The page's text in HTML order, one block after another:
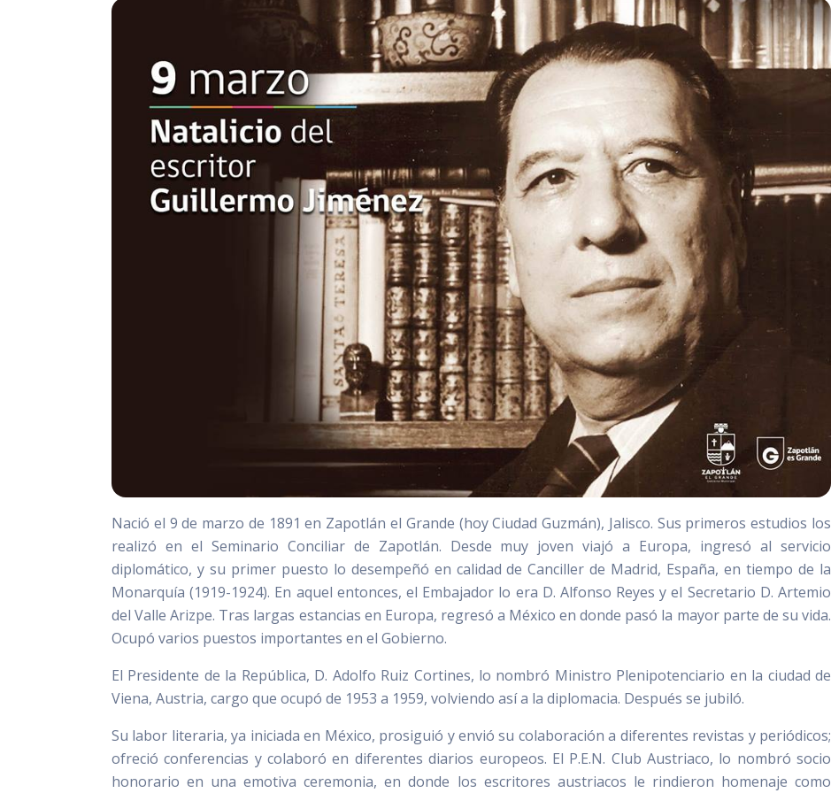
Nació el 9 de marzo de 1891 en Zapotlán el Grande (hoy Ciudad Guzmán), Jalisco. Sus primeros estudios los
realizó en el Seminario Conciliar de Zapotlán. Desde muy joven viajó a Europa, ingresó al servicio
diplomático, y su primer puesto lo desempeñó en calidad de Canciller de Madrid, España, en tiempo de la
Monarquía (1919-1924). En aquel entonces, el Embajador lo era D. Alfonso Reyes y el Secretario D. Artemio
del Valle Arizpe. Tras largas estancias en Europa, regresó a México en donde pasó la mayor parte de su vida.
Ocupó varios puestos importantes en el Gobierno.
El Presidente de la República, D. Adolfo Ruiz Cortines, lo nombró Ministro Plenipotenciario en la ciudad de
Viena, Austria, cargo que ocupó de 1953 a 1959, volviendo así a la diplomacia. Después se jubiló.
Su labor literaria, ya iniciada en México, prosiguió y envió su colaboración a diferentes revistas y periódicos;
ofreció conferencias y colaboró en diferentes diarios europeos. El P.E.N. Club Austriaco, lo nombró socio
honorario en una emotiva ceremonia, en donde los escritores austriacos le rindieron homenaje como